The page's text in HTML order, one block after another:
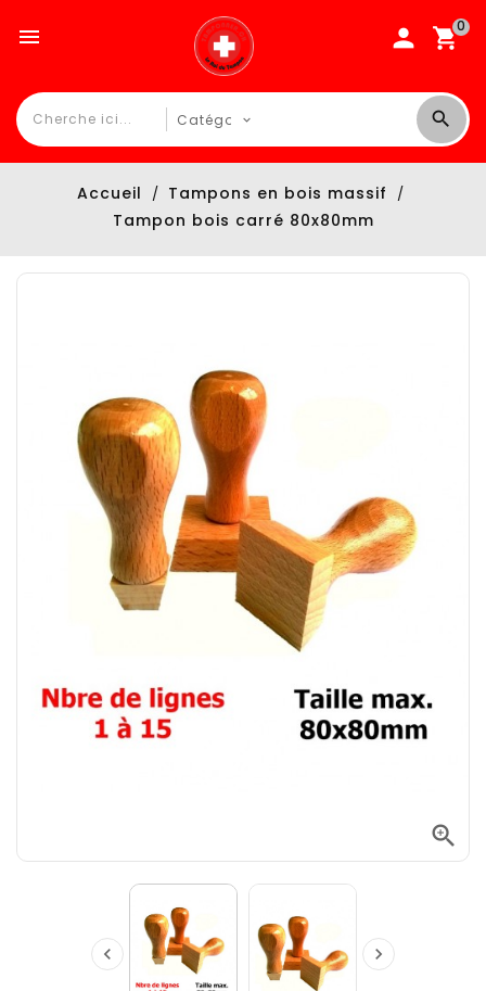
0

Accueil
Tampons en bois massif
Tampon bois carré 80x80mm

 